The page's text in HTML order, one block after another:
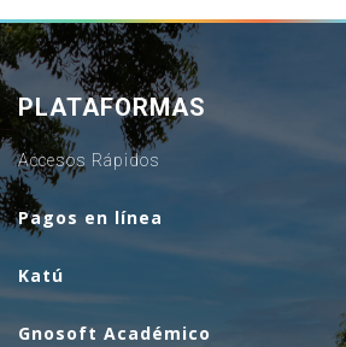
PLATAFORMAS
Accesos Rápidos
Pagos en línea
Katú
Gnosoft Académico